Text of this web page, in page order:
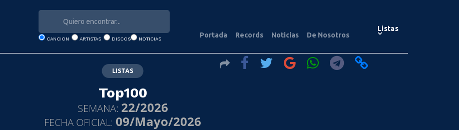
CANCION ARTISTAS DISCOS NOTICIAS Portada Records Noticias De Nosotros
Listas
LISTAS
Top100
SEMANA: 22/2026
FECHA OFICIAL: 09/Mayo/2026